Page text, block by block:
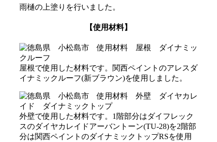
雨樋の上塗りを行いました。
【使用材料】
屋根で使用した材料です。関西ペイントのアレスダ
イナミックルーフ(新ブラウン)を使用しました。
外壁で使用した材料です。1階部分はダイフレック
スのダイヤカレイドアーバントーン(TU-28)を2階部
分は関西ペイントのダイナミックトップRSを使用